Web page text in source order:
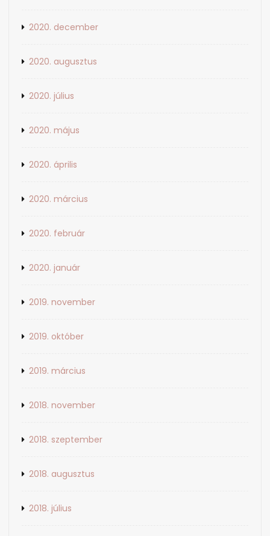
2020. december
2020. augusztus
2020. július
2020. május
2020. április
2020. március
2020. február
2020. január
2019. november
2019. október
2019. március
2018. november
2018. szeptember
2018. augusztus
2018. július